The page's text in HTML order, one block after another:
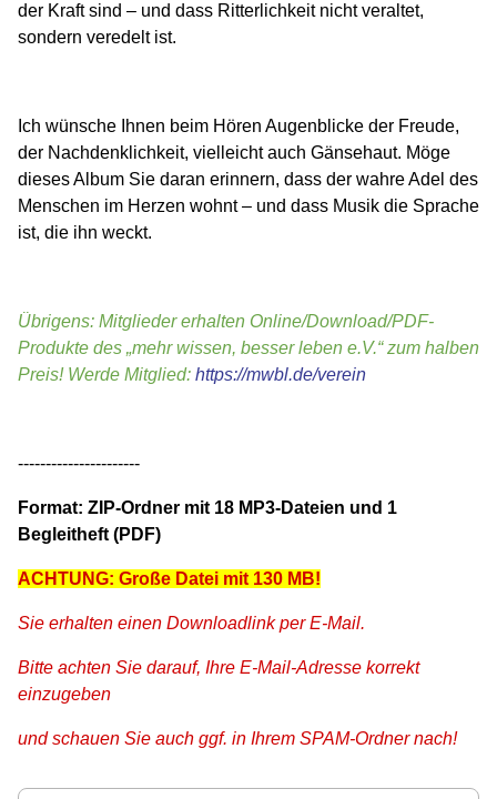
der Kraft sind – und dass Ritterlichkeit nicht veraltet,
sondern veredelt ist.
Ich wünsche Ihnen beim Hören Augenblicke der Freude,
der Nachdenklichkeit, vielleicht auch Gänsehaut. Möge
dieses Album Sie daran erinnern, dass der wahre Adel des
Menschen im Herzen wohnt – und dass Musik die Sprache
ist, die ihn weckt.
Übrigens: Mitglieder erhalten Online/Download/PDF-
Produkte des „mehr wissen, besser leben e.V.“ zum halben
Preis! Werde Mitglied: https://mwbl.de/verein
----------------------
Format: ZIP-Ordner mit 18 MP3-Dateien und 1
Begleitheft (PDF)
ACHTUNG: Große Datei mit 130 MB!
Sie erhalten einen Downloadlink per E-Mail.
Bitte achten Sie darauf, Ihre E-Mail-Adresse korrekt
einzugeben
und schauen Sie auch ggf. in Ihrem SPAM-Ordner nach!